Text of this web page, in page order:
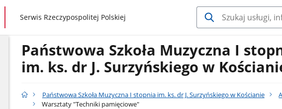
gov.pl
Serwis Rzeczypospolitej Polskiej
Państwowa Szkoła Muzyczna I
im. ks. dr J. Surzyńskiego w
Państwowa Szkoła Muzyczna I stopnia im. ks. dr J. Surzyńskiego w Kościanie
Warsztaty "Techniki pamięciowe"